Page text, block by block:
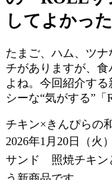
してよかった
たまご、ハム、ツ
チがありますが、
よね。今回紹介す
シーな“気がする”「
チキン×きんぴらの
2026年1 月 20日（火
サンド 照焼チキン